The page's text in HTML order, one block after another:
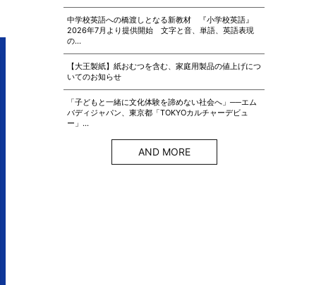
中学校英語への橋渡しとなる新教材 『小学校英語』
2026年7月より提供開始 文字と音、単語、英語表現
の…
【大王製紙】紙おむつを含む、家庭用製品の値上げにつ
いてのお知らせ
「子どもと一緒に文化体験を諦めない社会へ」──エム
バディジャパン、東京都「TOKYOカルチャーデビュ
ー」…
AND MORE